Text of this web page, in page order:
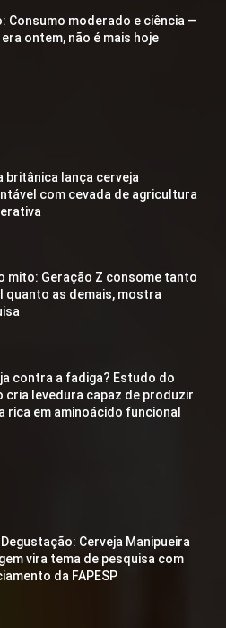
Consumo moderado e ciência —
ontem, não é mais hoje
britânica lança cerveja
com cevada de agricultura
mito: Geração Z consome tanto
quanto as demais, mostra
contra a fadiga? Estudo do
cria levedura capaz de produzir
rica em aminoácido funcional
Degustação: Cerveja Manipueira
vira tema de pesquisa com
da FAPESP